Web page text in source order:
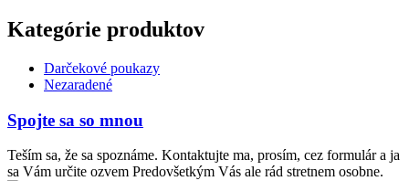
Kategórie produktov
Darčekové poukazy
Nezaradené
Spojte sa so mnou
Teším sa, že sa spoznáme. Kontaktujte ma, prosím, cez formulár a ja
sa Vám určite ozvem Predovšetkým Vás ale rád stretnem osobne.